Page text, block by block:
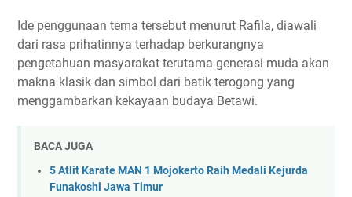
Ide penggunaan tema tersebut menurut Rafila, diawali
dari rasa prihatinnya terhadap berkurangnya
pengetahuan masyarakat terutama generasi muda akan
makna klasik dan simbol dari batik terogong yang
menggambarkan kekayaan budaya Betawi.
BACA JUGA
5 Atlit Karate MAN 1 Mojokerto Raih Medali Kejurda
Funakoshi Jawa Timur